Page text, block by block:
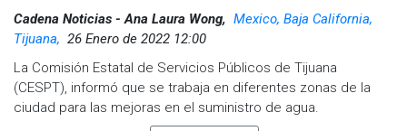
Cadena Noticias - Ana Laura Wong, Mexico, Baja California,
Tijuana, 26 Enero de 2022 12:00
La Comisión Estatal de Servicios Públicos de Tijuana
(CESPT), informó que se trabaja en diferentes zonas de la
ciudad para las mejoras en el suministro de agua.